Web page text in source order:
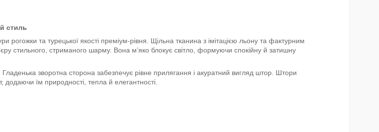
стиль
рогожки та турецької якості преміум-рівня. Щільна тканина з імітацією льону та фактурним
стильного, стриманого шарму. Вона м’яко блокує світло, формуючи спокійну й затишну
зворотна сторона забезпечує рівне прилягання і акуратний вигляд штор. Штори
їм природності, тепла й елегантності.